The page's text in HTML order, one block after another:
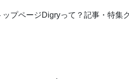
ップページDigryって？ 記事・特集